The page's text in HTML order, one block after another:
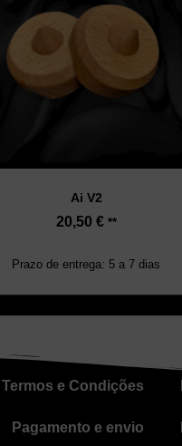
Ai V2
20,50 € **
Prazo de entrega: 5 a 7 dias
Termos e Condições
Pagamento e envio